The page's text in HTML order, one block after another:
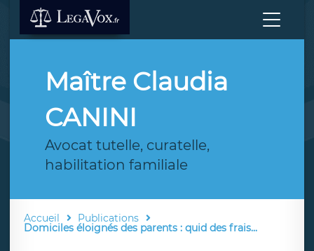
Maître Claudia
CANINI
Avocat tutelle, curatelle,
habilitation familiale
Accueil Publications
Domiciles éloignés des parents : quid des frais...